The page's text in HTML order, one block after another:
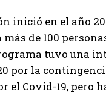
inició en el año
de 100
tuvo una
por la
el Covid-19, pero